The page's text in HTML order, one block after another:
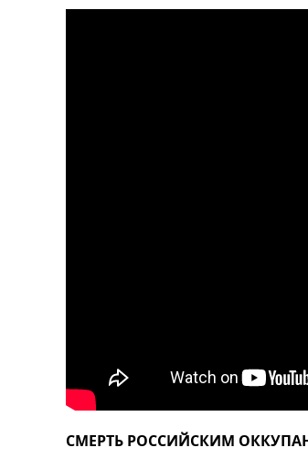
СМЕРТЬ РОССИЙСКИМ